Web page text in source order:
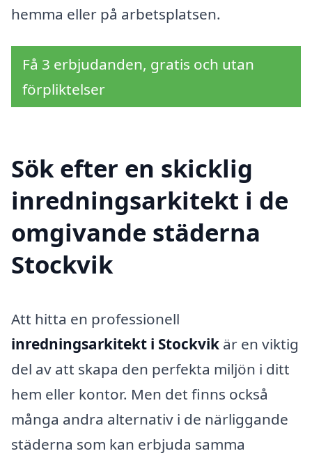
hemma eller på arbetsplatsen.
Få 3 erbjudanden, gratis och utan
förpliktelser
Sök efter en skicklig
inredningsarkitekt i de
omgivande städerna
Stockvik
Att hitta en professionell
inredningsarkitekt i Stockvik är en viktig
del av att skapa den perfekta miljön i ditt
hem eller kontor. Men det finns också
många andra alternativ i de närliggande
städerna som kan erbjuda samma